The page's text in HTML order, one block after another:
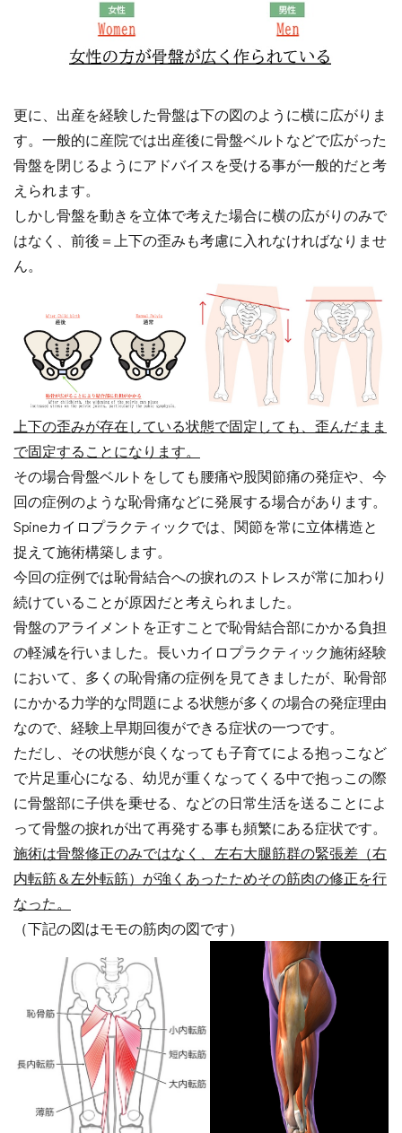
更に、出産を経験した骨盤は下の図のように横に広がりま
す。一般的に産院では出産後に骨盤ベルトなどで広がった
骨盤を閉じるようにアドバイスを受ける事が一般的だと考
えられます。
しかし骨盤を動きを立体で考えた場合に横の広がりのみで
はなく、前後＝上下の歪みも考慮に入れなければなりませ
ん。
上下の歪みが存在している状態で固定しても、歪んだまま
で固定することになります。
その場合骨盤ベルトをしても腰痛や股関節痛の発症や、今
回の症例のような恥骨痛などに発展する場合があります。
Spineカイロプラクティックでは、関節を常に立体構造と
捉えて施術構築します。
今回の症例では恥骨結合への捩れのストレスが常に加わり
続けていることが原因だと考えられました。
骨盤のアライメントを正すことで恥骨結合部にかかる負担
の軽減を行いました。長いカイロプラクティック施術経験
において、多くの恥骨痛の症例を見てきましたが、恥骨部
にかかる力学的な問題による状態が多くの場合の発症理由
なので、経験上早期回復ができる症状の一つです。
ただし、その状態が良くなっても子育てによる抱っこなど
で片足重心になる、幼児が重くなってくる中で抱っこの際
に骨盤部に子供を乗せる、などの日常生活を送ることによ
って骨盤の捩れが出て再発する事も頻繁にある症状です。
施術は骨盤修正のみではなく、左右大腿筋群の緊張差（右
内転筋＆左外転筋）が強くあったためその筋肉の修正を行
なった。
（下記の図はモモの筋肉の図です）